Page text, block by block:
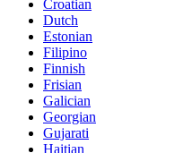
Croatian
Dutch
Estonian
Filipino
Finnish
Frisian
Galician
Georgian
Gujarati
Haitian